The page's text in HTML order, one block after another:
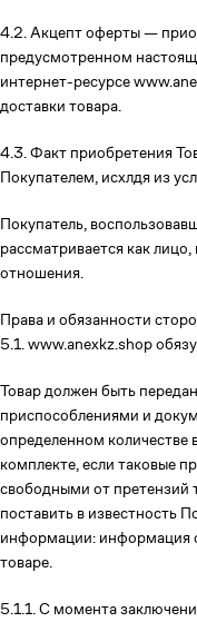
4.2. Акцепт оферты —
предусмотренном
интернет-ресурсе
доставки товара.
4.3. Факт приобретения
Покупателем, исхлдя из
Покупатель,
рассматривается как
отношения.
Права и обязанности
5.1. www.anexkz.shop
Товар должен быть
приспособлениями и
определенном количестве
комплекте, если таковые
свободными от претензий
поставить в известность
информации: информация
товаре.
5.1.1. С момента